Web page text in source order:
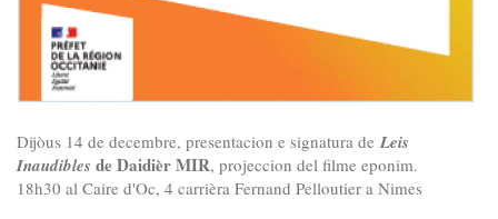
Dijòus 14 de decembre, presentacion e signatura de Leis
Inaudibles de Daidièr MIR, projeccion del filme eponim.
18h30 al Caire d'Oc, 4 carrièra Fernand Pelloutier a Nimes